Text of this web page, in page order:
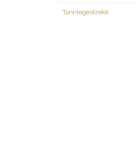
Tannlegeskrekk